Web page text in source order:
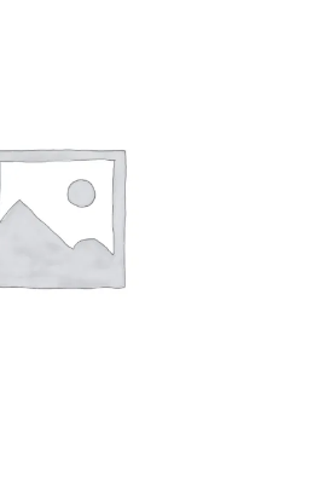
МНЕ
персональных
с